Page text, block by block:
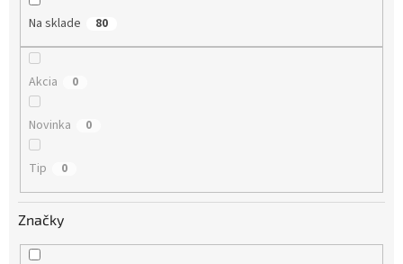
Na sklade 80
Akcia 0
Novinka 0
Tip 0
Značky